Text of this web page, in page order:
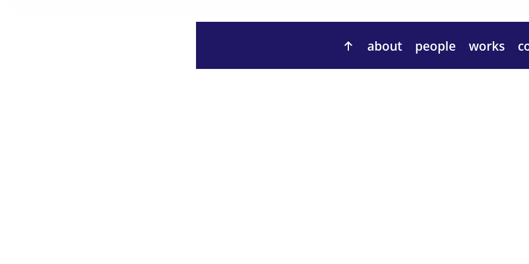
about people works